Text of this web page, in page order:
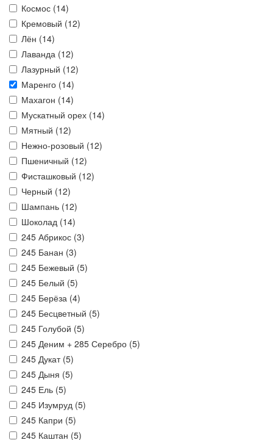
Космос (14)
Кремовый (12)
Лён (14)
Лаванда (12)
Лазурный (12)
Маренго (14)
Махагон (14)
Мускатный орех (14)
Мятный (12)
Нежно-розовый (12)
Пшеничный (12)
Фисташковый (12)
Черный (12)
Шампань (12)
Шоколад (14)
245 Абрикос (3)
245 Банан (3)
245 Бежевый (5)
245 Белый (5)
245 Берёза (4)
245 Бесцветный (5)
245 Голубой (5)
245 Деним + 285 Серебро (5)
245 Дукат (5)
245 Дыня (5)
245 Ель (5)
245 Изумруд (5)
245 Капри (5)
245 Каштан (5)